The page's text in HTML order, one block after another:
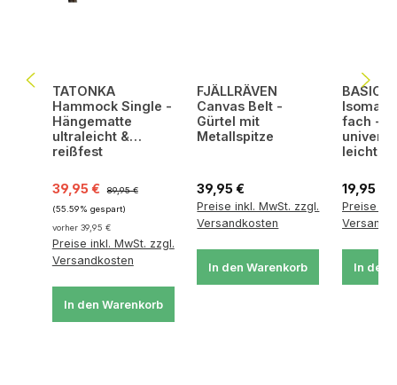
TATONKA
Hammock Single -
Hängematte
ultraleicht &
reißfest
Verkaufspreis:
39,95 €
89,95 €
(55.59% gespart)
vorher 39,95 €
Preise inkl. MwSt. zzgl.
Versandkosten
In den Warenkorb
FJÄLLRÄVEN
Canvas Belt -
Gürtel mit
Metallspitze
Regulärer Preis:
39,95 €
Preise inkl. MwSt. zzgl.
Versandkosten
In den Warenkorb
BASIC
fach -
leicht
19,95 €
Preise
In den